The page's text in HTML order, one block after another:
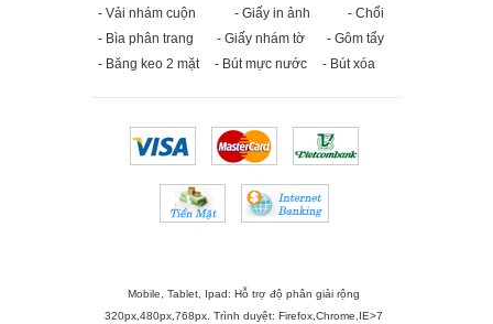
- Vải nhám cuộn
- Giấy in ảnh
- Chổi
- Bìa phân trang
- Giấy nhám tờ
- Gôm tẩy
- Băng keo 2 mặt
- Bút mực nước - Bút xóa
Mobile, Tablet, Ipad: Hỗ trợ độ phân giải rộng
320px,480px,768px. Trình duyệt: Firefox,Chrome,IE>7